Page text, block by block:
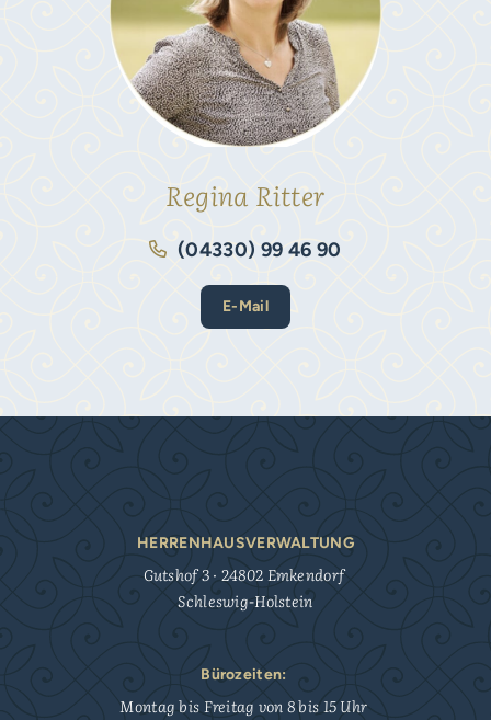
Regina Ritter
(04330) 99 46 90
E-Mail
HERRENHAUSVERWALTUNG
Gutshof 3 · 24802 Emkendorf
Schleswig-Holstein
Bürozeiten:
Montag bis Freitag von 8 bis 15 Uhr